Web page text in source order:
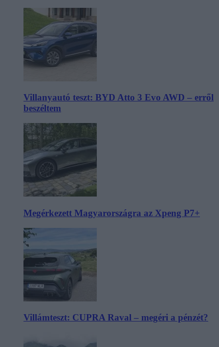
Villanyautó teszt: BYD Atto 3 Evo AWD – erről
beszéltem
Megérkezett Magyarországra az Xpeng P7+
Villámteszt: CUPRA Raval – megéri a pénzét?